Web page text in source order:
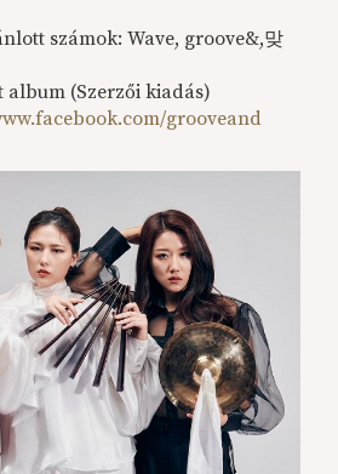
számok: Wave, groove&,맞
album (Szerzői kiadás)
grooveand